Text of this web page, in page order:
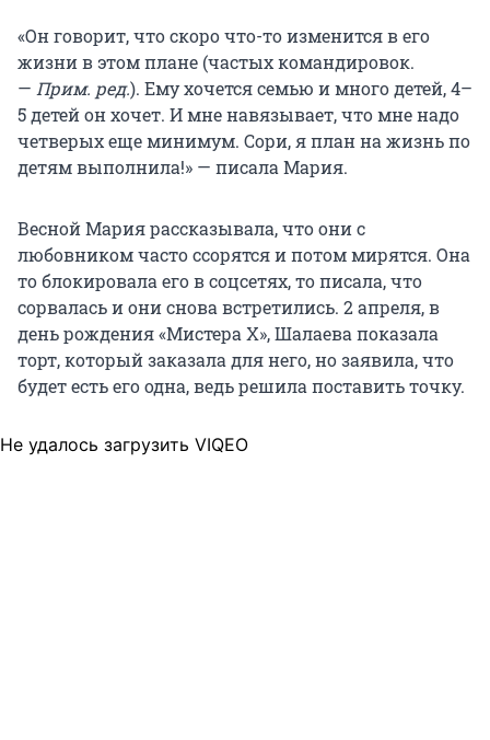
«Он говорит, что скоро что-то изменится в его
жизни в этом плане (частых командировок.
— Прим. ред.). Ему хочется семью и много детей, 4–
5 детей он хочет. И мне навязывает, что мне надо
четверых еще минимум. Сори, я план на жизнь по
детям выполнила!» — писала Мария.
Весной Мария рассказывала, что они с
любовником часто ссорятся и потом мирятся. Она
то блокировала его в соцсетях, то писала, что
сорвалась и они снова встретились. 2 апреля, в
день рождения «Мистера Х», Шалаева показала
торт, который заказала для него, но заявила, что
будет есть его одна, ведь решила поставить точку.
Не удалось загрузить VIQEO